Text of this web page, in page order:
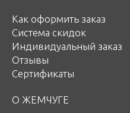
Как оформить заказ
Система скидок
Индивидуальный заказ
Отзывы
Сертификаты
О ЖЕМЧУГЕ